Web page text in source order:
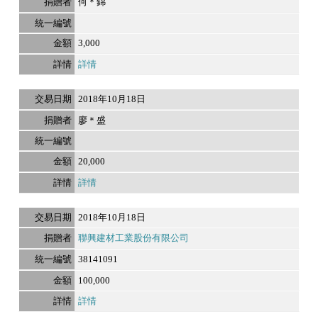
何＊錦
3,000
詳情
2018年10月18日
廖＊盛
20,000
詳情
2018年10月18日
聯興建材工業股份有限公司
38141091
100,000
詳情